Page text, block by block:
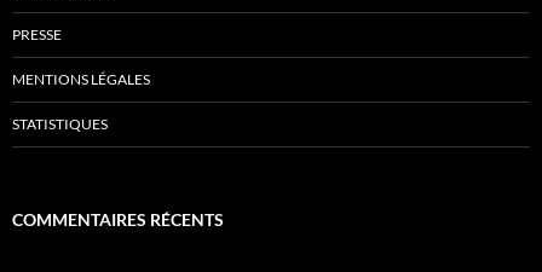
PRESSE
MENTIONS LÉGALES
STATISTIQUES
COMMENTAIRES RÉCENTS